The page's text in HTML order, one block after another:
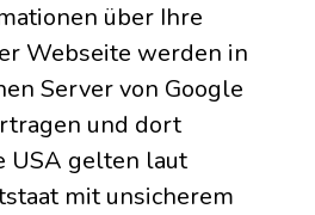
über Ihre
Webseite werden in
Server von Google
und dort
USA gelten laut
mit unsicherem